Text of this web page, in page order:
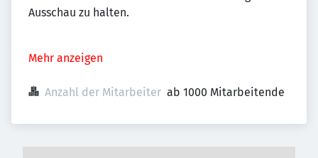
Ausschau zu halten.
Mehr anzeigen
Anzahl der Mitarbeiter ab 1000 Mitarbeitende